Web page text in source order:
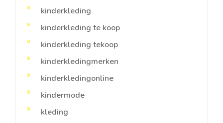
kinderkleding
kinderkleding te koop
kinderkleding tekoop
kinderkledingmerken
kinderkledingonline
kindermode
kleding